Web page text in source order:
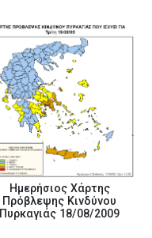
Ημερήσιος Χάρτης
Πρόβλεψης Κινδύνου
Πυρκαγιάς 18/08/2009